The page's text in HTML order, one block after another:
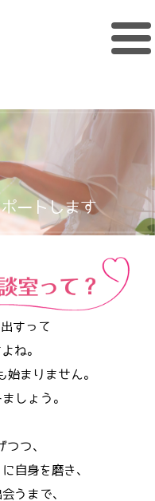
ートします
すって
ね。
始まりません。
しょう。
つつ、
自身を磨き、
うまで、